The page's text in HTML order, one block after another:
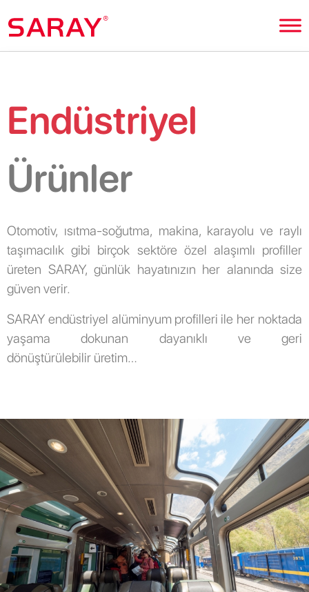
Endüstriyel
Ürünler
Otomotiv, ısıtma-soğutma, makina, karayolu ve raylı
taşımacılık gibi birçok sektöre özel alaşımlı profiller
üreten SARAY, günlük hayatınızın her alanında size
güven verir.
SARAY endüstriyel alüminyum profilleri ile her noktada
yaşama dokunan dayanıklı ve geri
dönüştürülebilir üretim…